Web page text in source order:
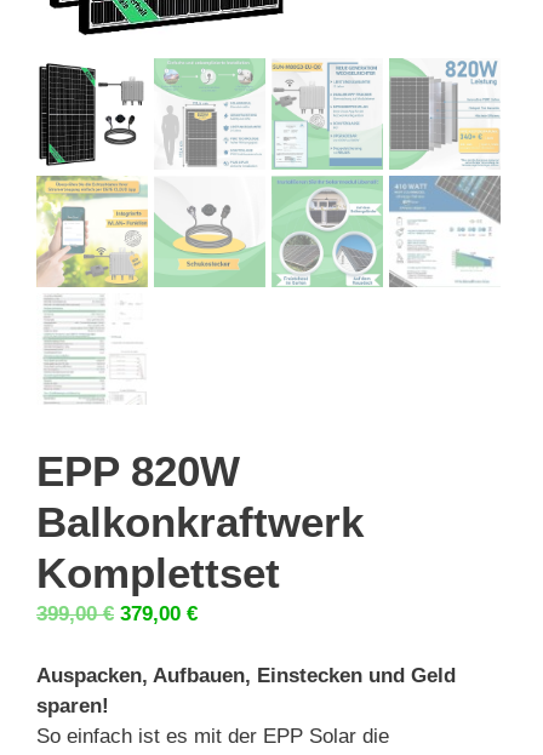
EPP 820W
Balkonkraftwerk
Komplettset
399,00€ Ursprünglicher
war:
379,00 €Aktueller
ist:
Auspacken, Aufbauen, Einstecken und Geld
sparen!
So einfach ist es mit der EPP Solar die